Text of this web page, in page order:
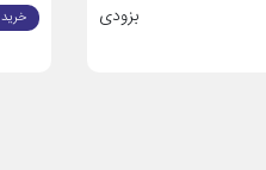
بزودی خرید